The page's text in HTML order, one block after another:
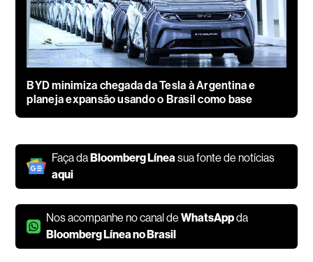
BYD minimiza chegada da Tesla à Argentina e
planeja expansão usando o Brasil como base
Faça daBloomberg Línea sua fonte de notícias
aqui
Nos acompanhe no canal deWhatsAppda
Bloomberg Línea no Brasil